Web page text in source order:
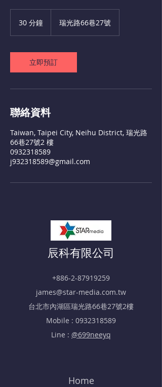
30 分鐘
鐘
瑞光路66巷27號
立即預訂
聯絡資料
Taiwan, Taipei City, Neihu District, 瑞光路
66巷27號2 樓
0932318589
j932318589@gmail.com
​辰科有限公司
+886-2-87919259
james@star-media.com.tw
​台北市內湖區瑞光路66巷27號2樓
Mobile : 0932318589
Line : @699neeyq
Home